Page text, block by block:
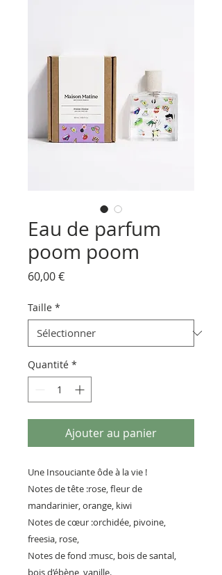
Eau de parfum
poom poom
60,00 €Prix
Taille *
Quantité *
Ajouter au panier
Une Insouciante ôde à la vie !
Notes de tête :rose, fleur de
mandarinier, orange, kiwi
Notes de cœur :orchidée, pivoine,
freesia, rose,
Notes de fond :musc, bois de santal,
bois d’ébène, vanille.